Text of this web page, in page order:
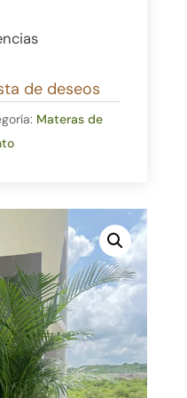
de deseos
Materas de